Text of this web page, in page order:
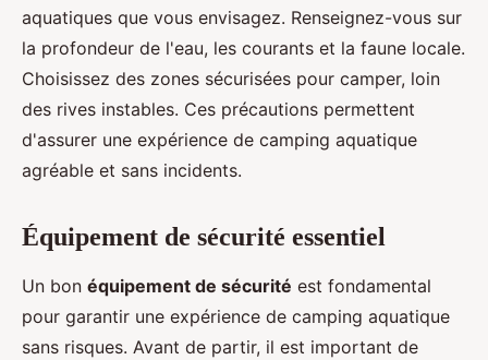
aquatiques que vous envisagez. Renseignez-vous sur
la profondeur de l'eau, les courants et la faune locale.
Choisissez des zones sécurisées pour camper, loin
des rives instables. Ces précautions permettent
d'assurer une expérience de camping aquatique
agréable et sans incidents.
Équipement de sécurité essentiel
Un bon équipement de sécurité est fondamental
pour garantir une expérience de camping aquatique
sans risques. Avant de partir, il est important de